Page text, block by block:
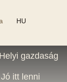
HU
Helyi gazdaság
Jó itt lenni